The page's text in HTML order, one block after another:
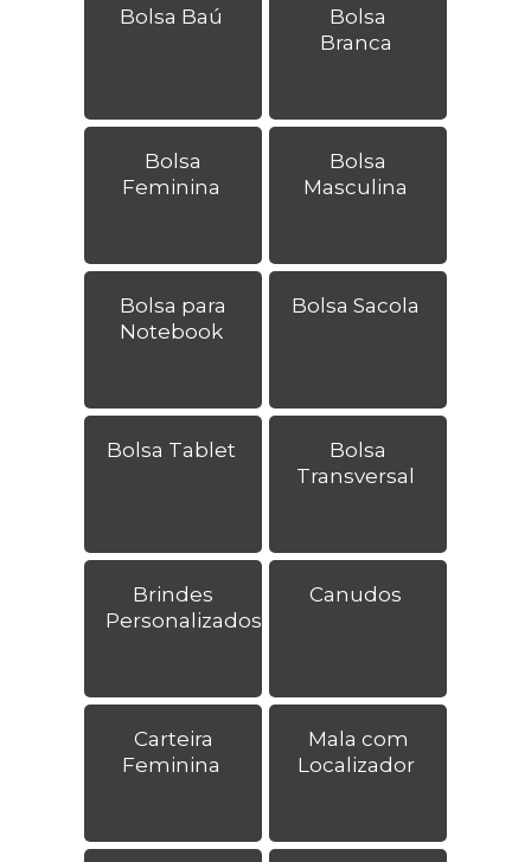
Bolsa Baú
Bolsa
Branca
Bolsa
Feminina
Bolsa
Masculina
Bolsa para
Notebook
Bolsa Sacola
Bolsa Tablet
Bolsa
Transversal
Brindes
Personalizados
Canudos
Carteira
Feminina
Mala com
Localizador